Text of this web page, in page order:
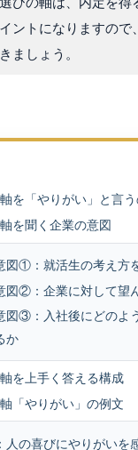
ントになりますので
ましょう。
を「やりがい」と言う
を聞く企業の意図
図①：就活生の考え方
図②：企業に対して望
図③：入社後にどのよ
か
を上手く答える構成
「やりがい」の例文
の喜びにやりがいを